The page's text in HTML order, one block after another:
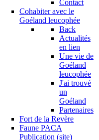
Contact
Cohabiter avec le
Goéland leucophée
Back
Actualités
en lien
Une vie de
Goéland
leucophée
J'ai trouvé
un
Goéland
Partenaires
Fort de la Revère
Faune PACA
Publication (site)